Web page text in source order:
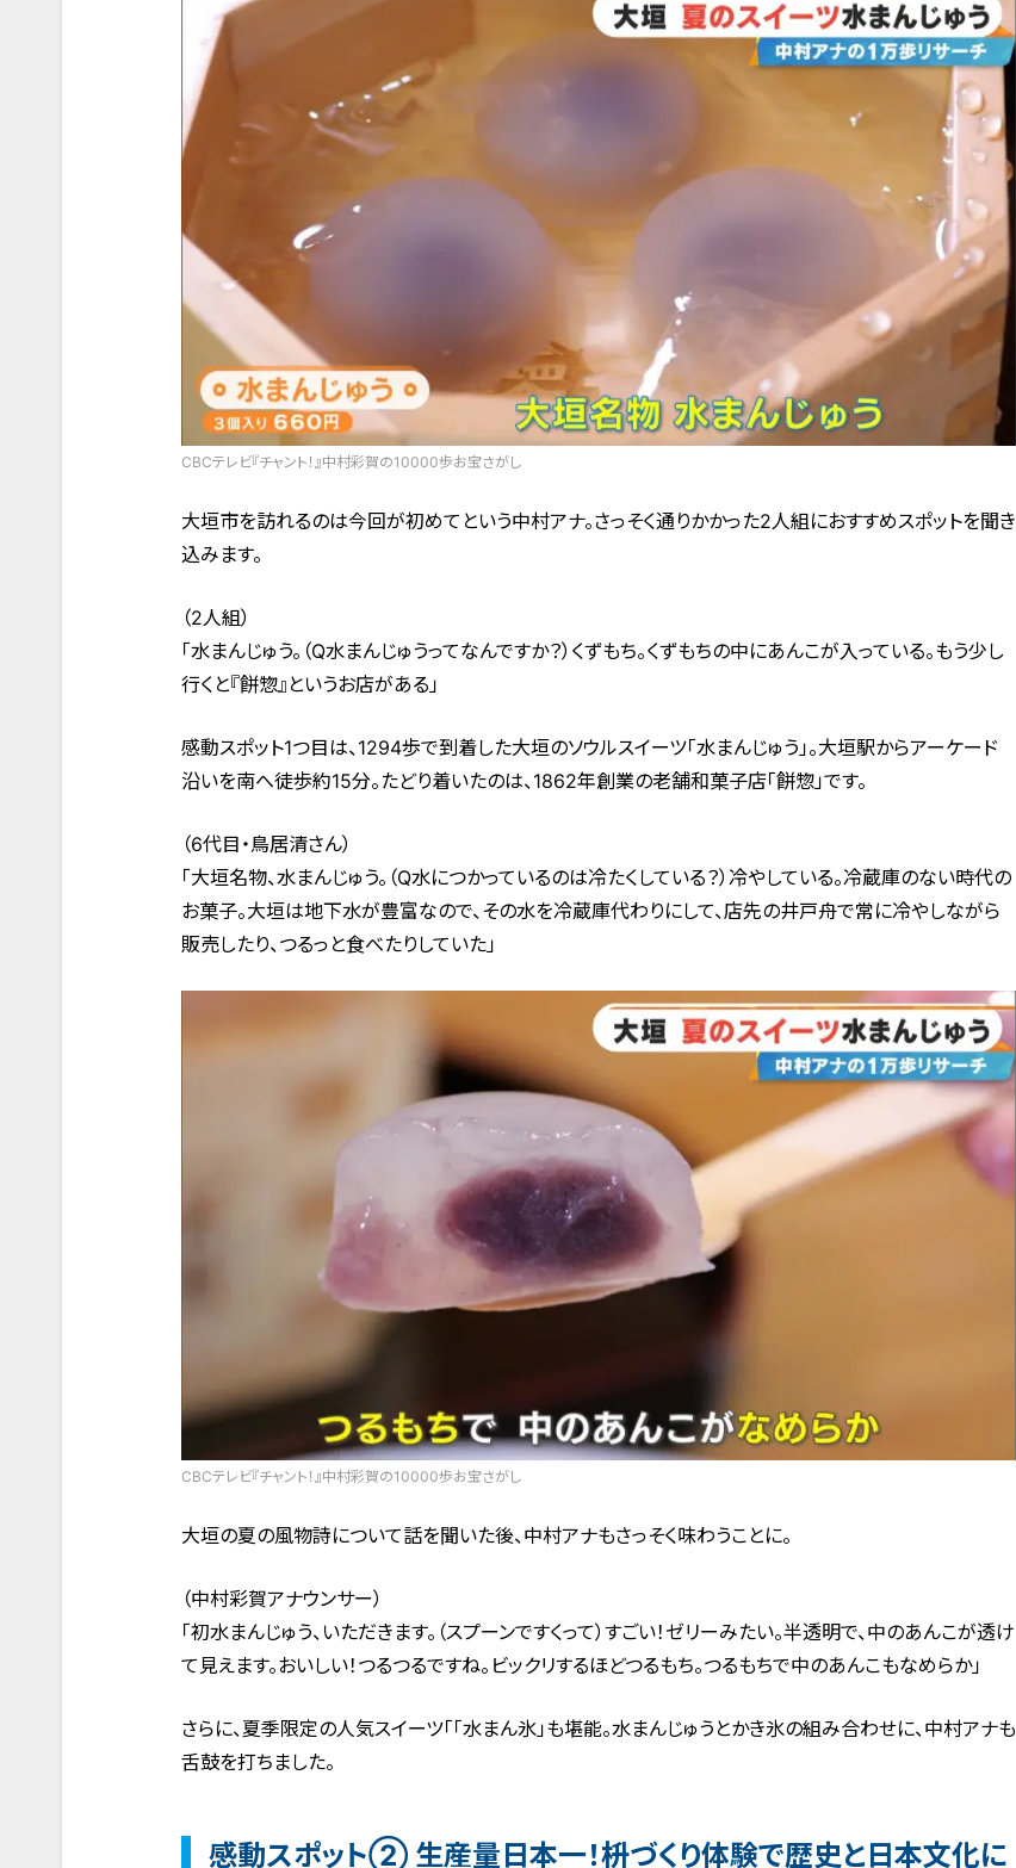
CBCテレビ『チャント！』中村彩賀の10000歩お宝さがし
大垣市を訪れるのは今回が初めてという中村アナ。さっそく通りかかった2人組におすすめスポットを聞き
込みます。
（2人組）
「水まんじゅう。（Q水まんじゅうってなんですか？）くずもち。くずもちの中にあんこが入っている。もう少し
行くと『餅惣』というお店がある」
感動スポット1つ目は、1294歩で到着した大垣のソウルスイーツ「水まんじゅう」。大垣駅からアーケード
沿いを南へ徒歩約15分。たどり着いたのは、1862年創業の老舗和菓子店「餅惣」です。
（6代目・鳥居清さん）
「大垣名物、水まんじゅう。（Q水につかっているのは冷たくしている？）冷やしている。冷蔵庫のない時代の
お菓子。大垣は地下水が豊富なので、その水を冷蔵庫代わりにして、店先の井戸舟で常に冷やしながら
販売したり、つるっと食べたりしていた」
CBCテレビ『チャント！』中村彩賀の10000歩お宝さがし
大垣の夏の風物詩について話を聞いた後、中村アナもさっそく味わうことに。
（中村彩賀アナウンサー）
「初水まんじゅう、いただきます。（スプーンですくって）すごい！ゼリーみたい。半透明で、中のあんこが透け
て見えます。おいしい！つるつるですね。ビックリするほどつるもち。つるもちで中のあんこもなめらか」
さらに、夏季限定の人気スイーツ「「水まん氷」も堪能。水まんじゅうとかき氷の組み合わせに、中村アナも
舌鼓を打ちました。
感動スポット② 生産量日本一！枡づくり体験で歴史と日本文化に